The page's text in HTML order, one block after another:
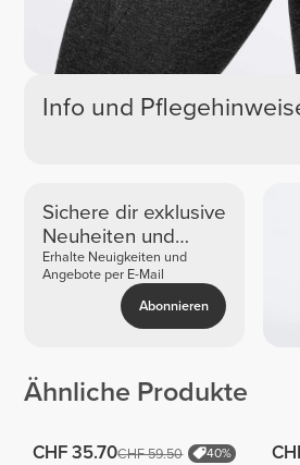
Info und
Sichere dir exklusive
Neuheiten und
Angebote
Erhalte Neuigkeiten und
Angebote per E-Mail
Abonnieren
Ähnliche Produkte
CHF 35.70CHF 59.50 40%